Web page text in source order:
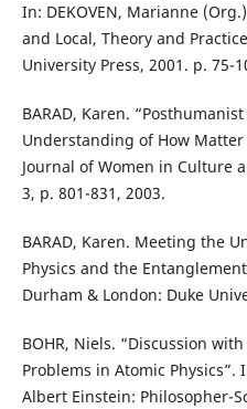
In: DEKOVEN, Marianne
and Local, Theory and
University Press, 2001. p. 75-
BARAD, Karen.
Understanding of How
Journal of Women in Culture
3, p. 801-831, 2003.
BARAD, Karen. Meeting the
Physics and the
Durham & London: Duke
BOHR, Niels. “Discussion
Problems in Atomic Physics”.
Albert Einstein: Philosopher-